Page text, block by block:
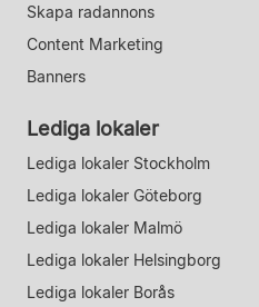
Skapa radannons
Content Marketing
Banners
Lediga lokaler
Lediga lokaler Stockholm
Lediga lokaler Göteborg
Lediga lokaler Malmö
Lediga lokaler Helsingborg
Lediga lokaler Borås